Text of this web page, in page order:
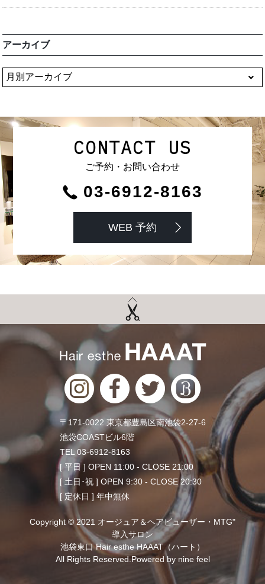
アーカイブ
CONTACT US
ご予約・お問い合わせ
03-6912-8163
WEB 予約
〒171-0022 東京都豊島区南池袋2-27-6
池袋COASTビル6階
TEL 03-6912-8163
[ 平日 ] OPEN 11:00 - CLOSE 21:00
[ 土日･祝 ] OPEN 9:30 - CLOSE 20:30
[ 定休日 ] 年中無休
Copyright © 2021 オージュア＆ヘアビューザー・MTG"
導入サロン
池袋東口 Hair esthe HAAAT（ハート）
All Rights Reserved.Powered by nine feel